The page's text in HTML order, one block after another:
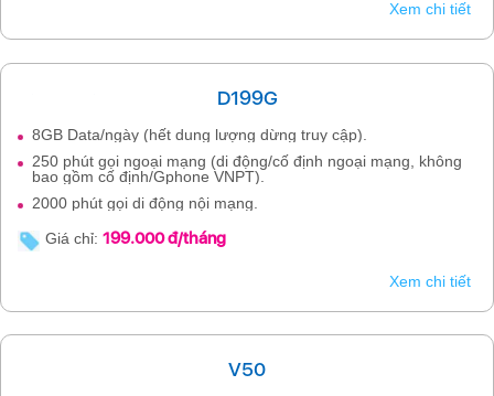
Xem chi tiết
D199G
8GB Data/ngày (hết dung lượng dừng truy cập).
250 phút gọi ngoại mạng (di động/cố định ngoại mạng, không
bao gồm cố định/Gphone VNPT).
2000 phút gọi di động nội mạng.
Giá chỉ: 199.000 đ/tháng
Xem chi tiết
V50